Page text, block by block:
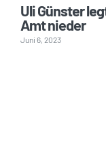
Uli Günster
Amt nieder
Juni 6, 2023